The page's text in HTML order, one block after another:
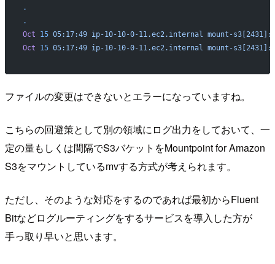
.
.
Oct 15 05:17:49 ip-10-10-0-11.ec2.internal mount-s3[2431]:
Oct 15 05:17:49 ip-10-10-0-11.ec2.internal mount-s3[2431]:
ファイルの変更はできないとエラーになっていますね。
こちらの回避策として別の領域にログ出力をしておいて、一
定の量もしくは間隔でS3バケットをMountpoint for Amazon
S3をマウントしているmvする方式が考えられます。
ただし、そのような対応をするのであれば最初からFluent
Bitなどログルーティングをするサービスを導入した方が
手っ取り早いと思います。